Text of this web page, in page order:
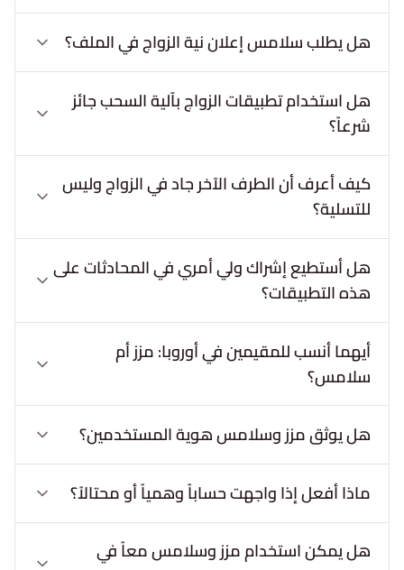
هل يطلب سلامس إعلان نية الزواج في الملف؟
هل استخدام تطبيقات الزواج بآلية السحب جائز
شرعاً؟
كيف أعرف أن الطرف الآخر جاد في الزواج وليس
للتسلية؟
هل أستطيع إشراك ولي أمري في المحادثات على
هذه التطبيقات؟
أيهما أنسب للمقيمين في أوروبا: مزز أم
سلامس؟
هل يوثق مزز وسلامس هوية المستخدمين؟
ماذا أفعل إذا واجهت حساباً وهمياً أو محتالاً؟
هل يمكن استخدام مزز وسلامس معاً في